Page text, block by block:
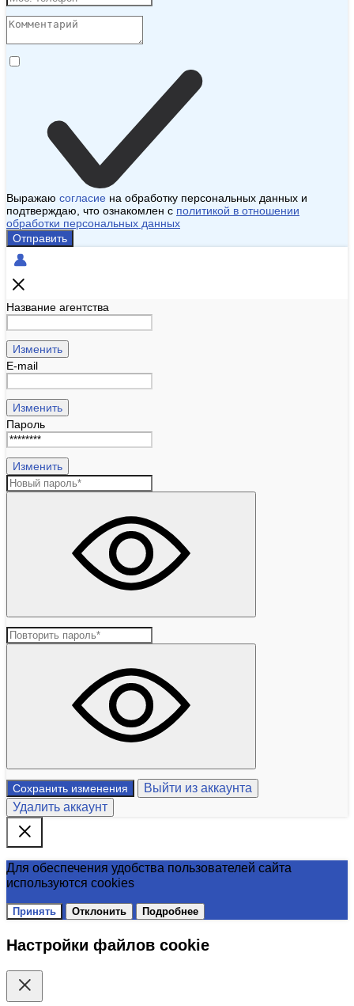
Выражаю согласие на обработку персональных данных и
подтверждаю, что ознакомлен с политикой в отношении
обработки персональных данных
Отправить
Название агентства
Изменить
E-mail
Изменить
Пароль
Изменить
Сохранить изменения
Выйти из аккаунта
Удалить аккаунт
Для обеспечения удобства пользователей сайта
используются cookies
Принять Отклонить Подробнее
Настройки файлов cookie